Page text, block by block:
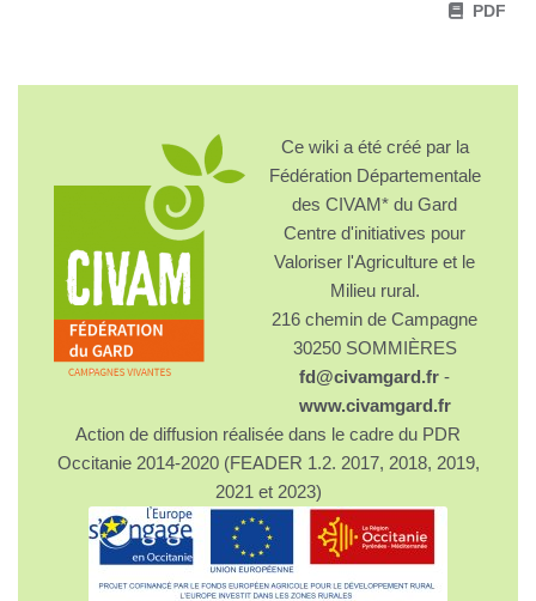
PDF
Ce wiki a été créé par la
Fédération Départementale
des CIVAM* du Gard
Centre d'initiatives pour
Valoriser l'Agriculture et le
Milieu rural.
216 chemin de Campagne
30250 SOMMIÈRES
fd@civamgard.fr -
www.civamgard.fr
Action de diffusion réalisée dans le cadre du PDR
Occitanie 2014-2020 (FEADER 1.2. 2017, 2018, 2019,
2021 et 2023)